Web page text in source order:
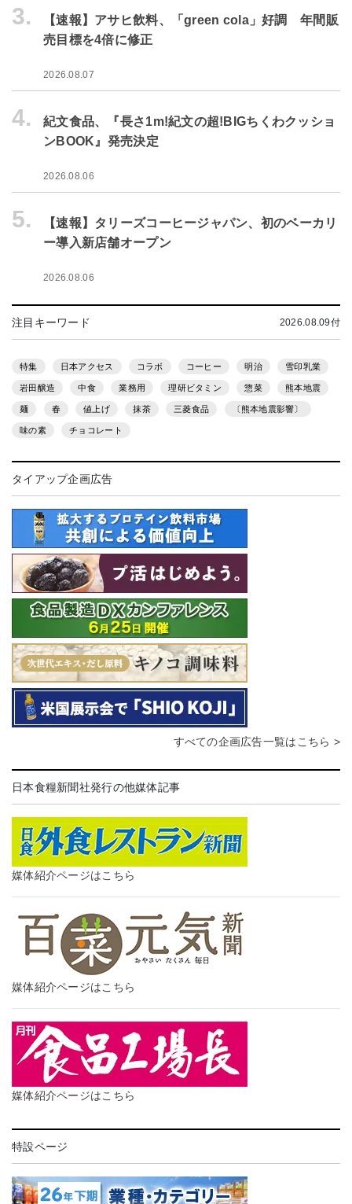
3.
【速報】アサヒ飲料、「green cola」好調 年間販
売目標を4倍に修正
2026.08.07
4.
紀文食品、『長さ1m!紀文の超!BIGちくわクッショ
ンBOOK』発売決定
2026.08.06
5.
【速報】タリーズコーヒージャパン、初のベーカリ
ー導入新店舗オープン
2026.08.06
注目キーワード 2026.08.09付
特集 日本アクセス コラボ コーヒー 明治 雪印乳業
岩田醸造 中食 業務用 理研ビタミン 惣菜 熊本地震
麺 春 値上げ 抹茶 三菱食品 〔熊本地震影響〕
味の素 チョコレート
タイアップ企画広告
すべての企画広告一覧はこちら >
日本食糧新聞社発行の他媒体記事
媒体紹介ページはこちら
媒体紹介ページはこちら
媒体紹介ページはこちら
特設ページ